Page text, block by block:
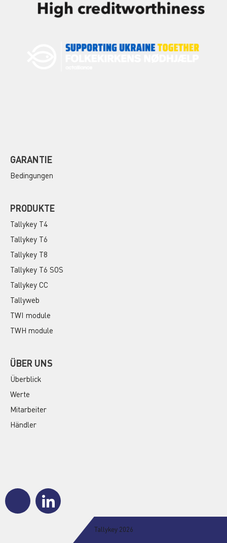
GARANTIE
Bedingungen
PRODUKTE
Tallykey T4
Tallykey T6
Tallykey T8
Tallykey T6 SOS
Tallykey CC
Tallyweb
TWI module
TWH module
ÜBER UNS
Überblick
Werte
Mitarbeiter
Händler
J
J
k
Tallykey 2026